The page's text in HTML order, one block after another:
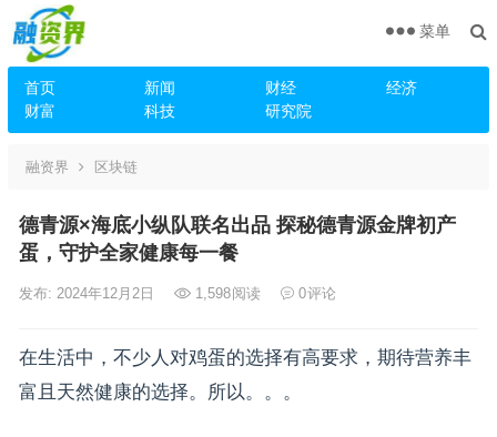
首页 新闻 财经
经济
财富
科技 研究院
菜单
融资界 区块链
德青源×海底小纵队联名出品 探秘德青源金牌初产
蛋，守护全家健康每一餐
发布: 2024年12月2日 1,598阅读 0评论
在生活中，不少人对鸡蛋的选择有高要求，期待营养丰
富且天然健康的选择。所以。。。